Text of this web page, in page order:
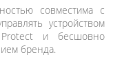
совместима с
устройством
и бесшовно
бренда.